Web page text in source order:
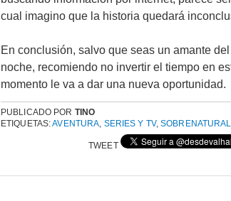
cual imagino que la historia quedará
En conclusión, salvo que seas un amante
noche, recomiendo no invertir el tiempo en
momento le va a dar una nueva oportunidad.
PUBLICADO POR TINO
ETIQUETAS:AVENTURA, SERIES Y TV,SOBRENATURAL
TWEET